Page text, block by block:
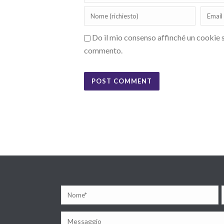
Do il mio consenso affinché un
commento.